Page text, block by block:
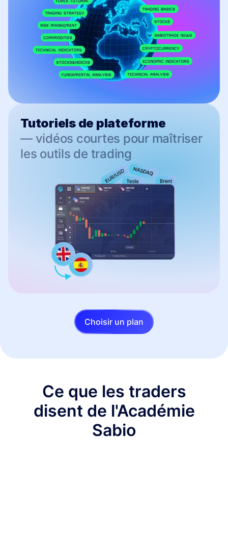
Tutoriels de plateforme
— vidéos courtes pour maîtriser
les outils de trading
Choisir un plan
Ce que les traders
disent de l'Académie
Sabio